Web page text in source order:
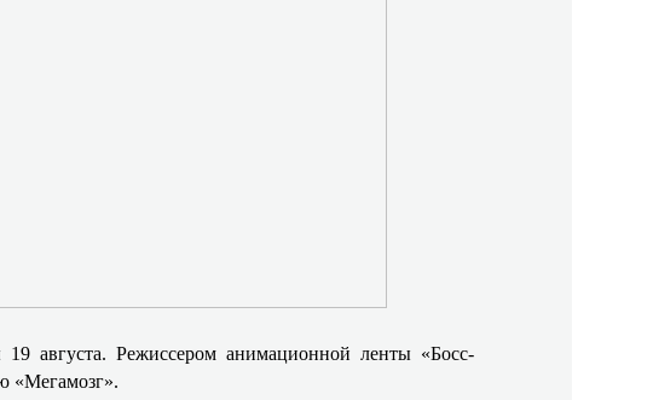
августа. Режиссером анимационной ленты «Босс-
«Мегамозг».